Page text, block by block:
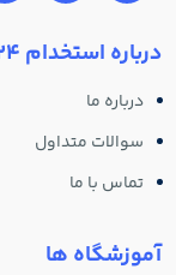
درباره استخدام 24
درباره ما
سوالات متداول
تماس با ما
آموزشگاه ها